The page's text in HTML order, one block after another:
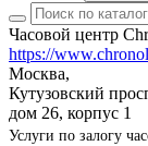
Часовой центр
https://
Москва,
Кутузовский
дом 26, корпус 1
Услуги по залогу